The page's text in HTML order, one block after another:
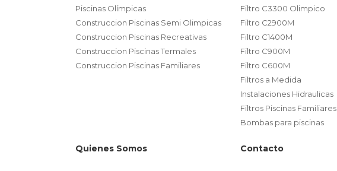
Piscinas Olímpicas
Construccion Piscinas Semi Olimpicas
Construccion Piscinas Recreativas
Construccion Piscinas Termales
Construccion Piscinas Familiares
Filtro C3300 Olimpico
Filtro C2900M
Filtro C1400M
Filtro C900M
Filtro C600M
Filtros a Medida
Instalaciones Hidraulicas
Filtros Piscinas Familiares
Bombas para piscinas
Quienes Somos Contacto